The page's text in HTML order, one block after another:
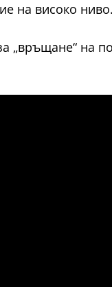
на високо ниво.
на